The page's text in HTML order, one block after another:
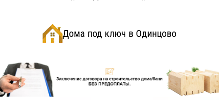
Дома под ключ в Одинцово